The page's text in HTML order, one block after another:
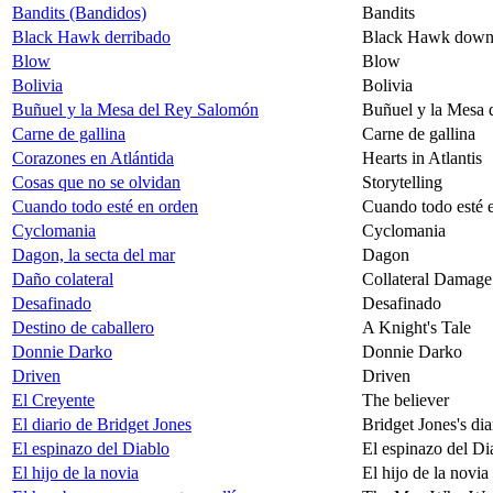
Bandits (Bandidos)
Bandits
Black Hawk derribado
Black Hawk down
Blow
Blow
Bolivia
Bolivia
Buñuel y la Mesa del Rey Salomón
Buñuel y la Mesa
Carne de gallina
Carne de gallina
Corazones en Atlántida
Hearts in Atlantis
Cosas que no se olvidan
Storytelling
Cuando todo esté en orden
Cuando todo esté
Cyclomania
Cyclomania
Dagon, la secta del mar
Dagon
Daño colateral
Collateral Damage
Desafinado
Desafinado
Destino de caballero
A Knight's Tale
Donnie Darko
Donnie Darko
Driven
Driven
El Creyente
The believer
El diario de Bridget Jones
Bridget Jones's
El espinazo del Diablo
El espinazo del
El hijo de la novia
El hijo de la novia